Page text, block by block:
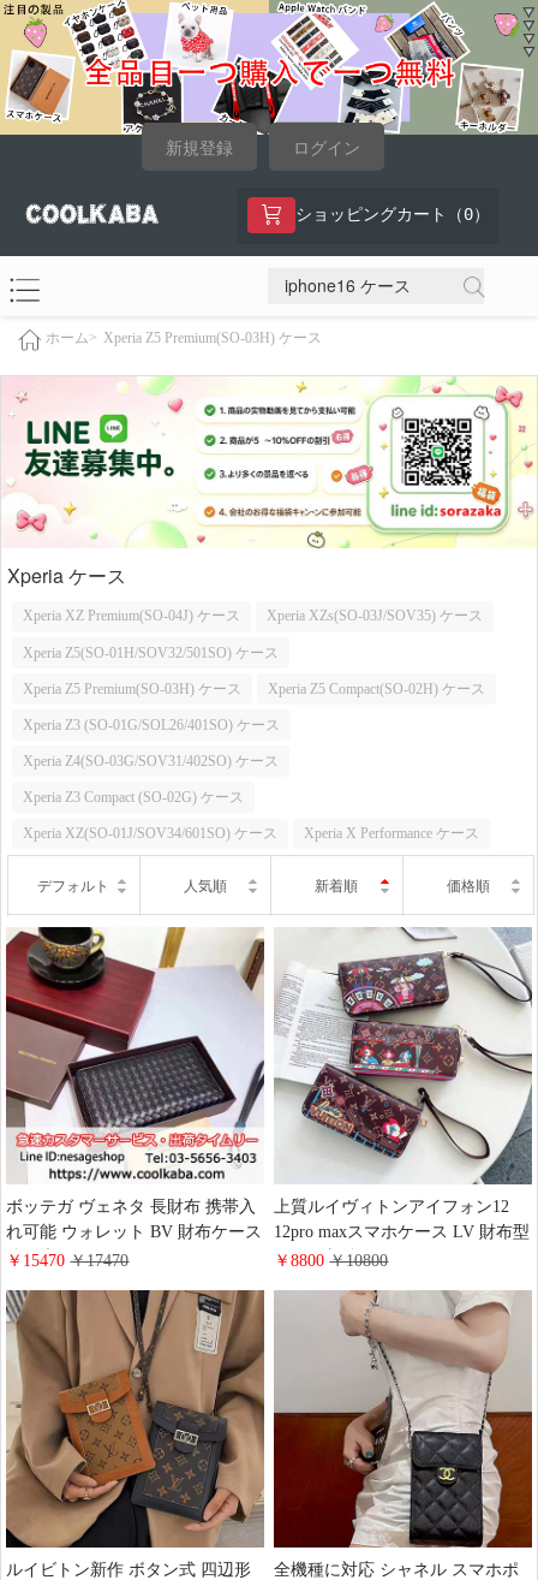
新規登録 ログイン
ショッピングカート（ 0）
ホーム> Xperia Z5 Premium(SO-03H) ケース
Xperia ケース
Xperia XZ Premium(SO-04J) ケース Xperia XZs(SO-03J/SOV35) ケース
Xperia Z5(SO-01H/SOV32/501SO) ケース
Xperia Z5 Premium(SO-03H) ケース Xperia Z5 Compact(SO-02H) ケース
Xperia Z3 (SO-01G/SOL26/401SO) ケース
Xperia Z4(SO-03G/SOV31/402SO) ケース
Xperia Z3 Compact (SO-02G) ケース
Xperia XZ(SO-01J/SOV34/601SO) ケース Xperia X Performance ケース
デフォルト 人気順 新着順 価格順
ボッテガ ヴェネタ 長財布 携帯入
れ可能 ウォレット BV 財布ケース
編み込みデザイン
対応 メンズ ビジネスマン向けの
上品
￥15470￥17470
上質ルイヴィトンアイフォン12
12pro maxスマホケース LV 財布型
カード収納iphone12 miniカバー ビ
iphone11 11pro max ケース クリス
マス風 ストラップ付き レザー製
アイフォン8 7plus携帯カバー 手帳
￥8800￥10800
ルイビトン新作 ボタン式 四辺形
全機種に対応 シャネル スマホポ